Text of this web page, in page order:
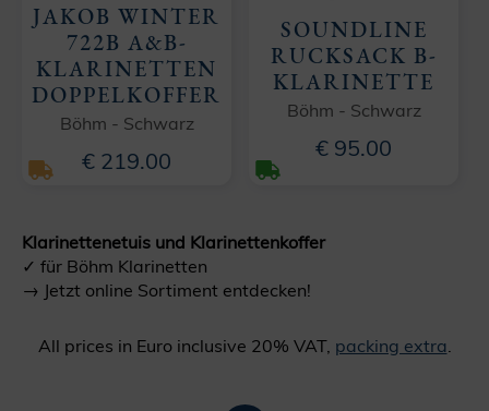
JAKOB WINTER
722B A&B-
KLARINETTEN
DOPPELKOFFER
Böhm - Schwarz
€ 219.00
SOUNDLINE
RUCKSACK B-
KLARINETTE
Böhm - Schwarz
€ 95.00
Klarinettenetuis und Klarinettenkoffer
✓ für Böhm Klarinetten
→ Jetzt online Sortiment entdecken!
All prices in Euro inclusive 20% VAT, packing extra.